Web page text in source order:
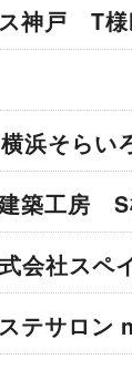
神戸 T
浜そらい
築工房
会社スペ
テサロン